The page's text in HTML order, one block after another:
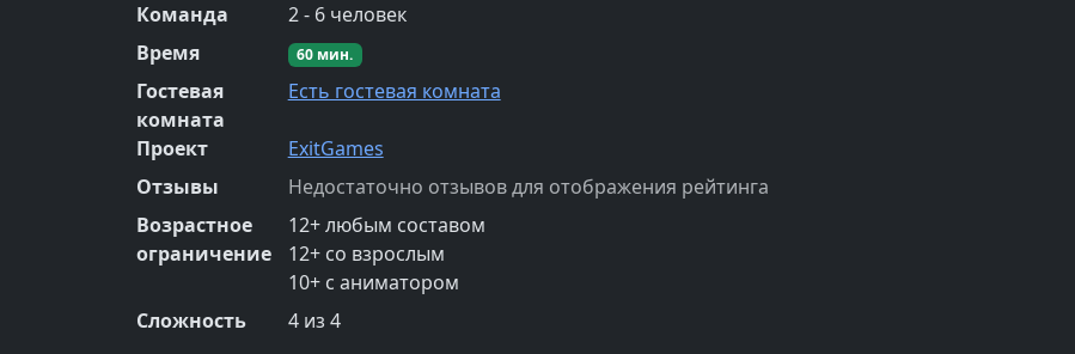
Команда 2- 6человек
Время
60 мин.
Гостевая
комната
Есть гостевая комната
Проект
ExitGames
Отзывы
Недостаточно отзывов для отображения рейтинга
Возрастное
ограничение
12+любым составом
12+ со взрослым
10+ с аниматором
Сложность
4из 4